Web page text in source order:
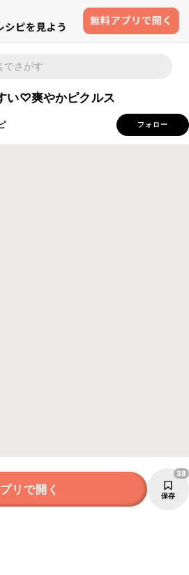
い♡爽やかピクルス
フォロー
リで開く 保存
38